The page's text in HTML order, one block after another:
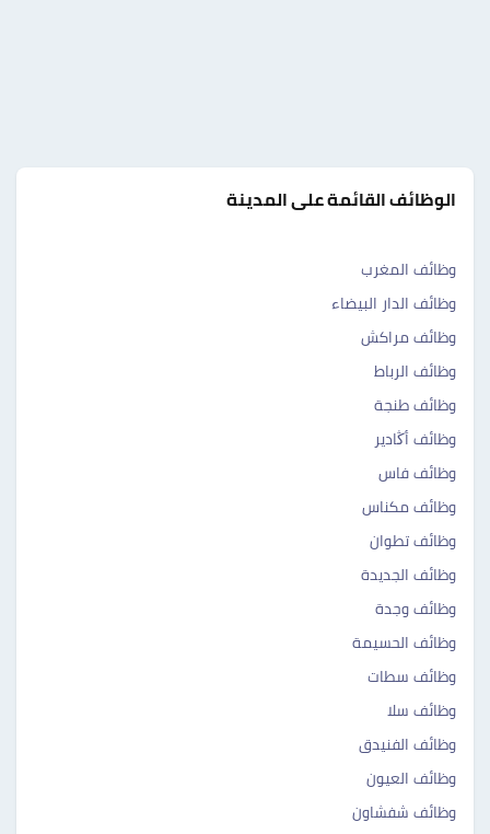
الوظائف القائمة على المدينة
وظائف المغرب
وظائف الدار البيضاء
وظائف مراكش
وظائف الرباط
وظائف طنجة
وظائف أڭادير
وظائف فاس
وظائف مكناس
وظائف تطوان
وظائف الجديدة
وظائف وجدة
وظائف الحسيمة ‎‎
وظائف سطات ‎ ‎‎
وظائف سلا ‎‎
وظائف الفنيدق ‎‎
وظائف العيون ‎‎
وظائف شفشاون ‎‎